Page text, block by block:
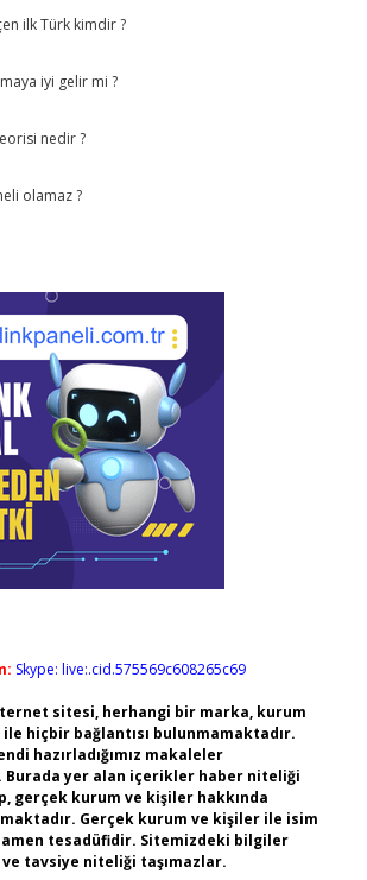
ilk Türk kimdir ?
iyi gelir mi ?
nedir ?
olamaz ?
Skype: live:.cid.575569c608265c69
sitesi, herhangi bir marka, kurum
hiçbir bağlantısı bulunmamaktadır.
hazırladığımız makaleler
Burada yer alan içerikler haber niteliği
gerçek kurum ve kişiler hakkında
Gerçek kurum ve kişiler ile isim
tesadüfidir. Sitemizdeki bilgiler
tavsiye niteliği taşımazlar.